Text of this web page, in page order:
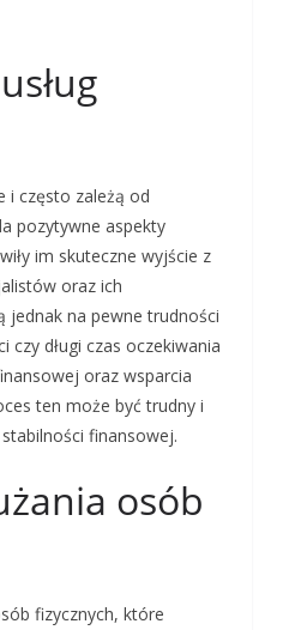
i często zależą od
pozytywne aspekty
im skuteczne wyjście z
oraz ich
jednak na pewne trudności
długi czas oczekiwania
oraz wsparcia
ten może być trudny i
finansowej.
osób
fizycznych, które